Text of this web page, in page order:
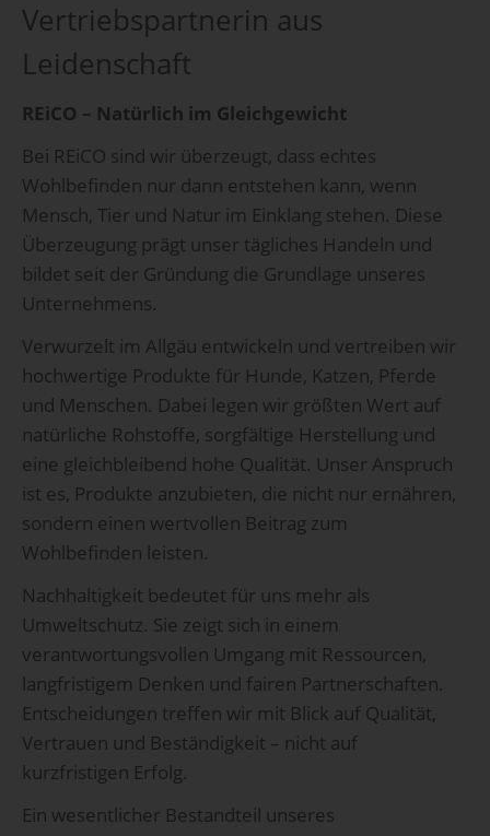
Vertriebspartnerin aus
Leidenschaft
REiCO – Natürlich im Gleichgewicht
Bei REiCO sind wir überzeugt, dass echtes
Wohlbefinden nur dann entstehen kann, wenn
Mensch, Tier und Natur im Einklang stehen. Diese
Überzeugung prägt unser tägliches Handeln und
bildet seit der Gründung die Grundlage unseres
Unternehmens.
Verwurzelt im Allgäu entwickeln und vertreiben wir
hochwertige Produkte für Hunde, Katzen, Pferde
und Menschen. Dabei legen wir größten Wert auf
natürliche Rohstoffe, sorgfältige Herstellung und
eine gleichbleibend hohe Qualität. Unser Anspruch
ist es, Produkte anzubieten, die nicht nur ernähren,
sondern einen wertvollen Beitrag zum
Wohlbefinden leisten.
Nachhaltigkeit bedeutet für uns mehr als
Umweltschutz. Sie zeigt sich in einem
verantwortungsvollen Umgang mit Ressourcen,
langfristigem Denken und fairen Partnerschaften.
Entscheidungen treffen wir mit Blick auf Qualität,
Vertrauen und Beständigkeit – nicht auf
kurzfristigen Erfolg.
Ein wesentlicher Bestandteil unseres